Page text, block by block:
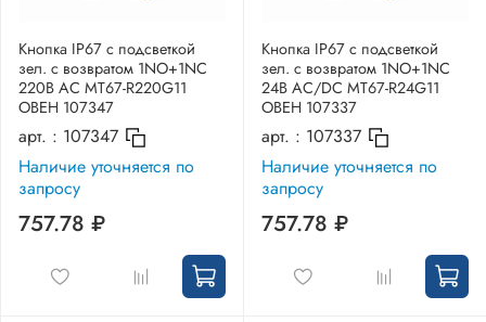
Кнопка IP67 с подсветкой
зел. с возвратом 1NO+1NC
220В AC MT67-R220G11
ОВЕН 107347
арт. : 107347
Наличие уточняется по
запросу
757.78 ₽
Кнопка IP67 с подсветкой
зел. с возвратом 1NO+1NC
24В AC/DC MT67-R24G11
ОВЕН 107337
арт. : 107337
Наличие уточняется по
запросу
757.78 ₽